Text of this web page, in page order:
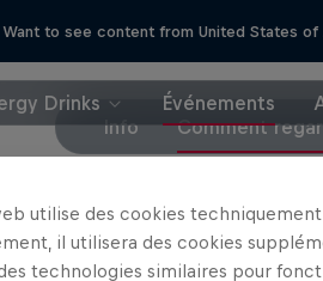
Want to see content from United States of
Drinks Événements
Info
Comment
TV propose des highlights
utilise des cookies
il utilisera des cookies
technologies similaires pour